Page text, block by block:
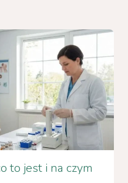
to jest i na czym